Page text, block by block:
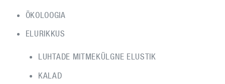
ÖKOLOOGIA
ELURIKKUS
LUHTADE MITMEKÜLGNE ELUSTIK
KALAD